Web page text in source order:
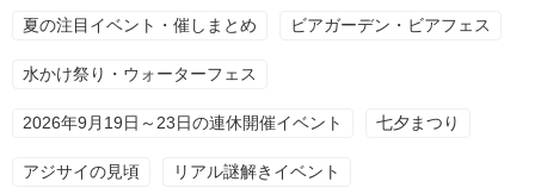
夏の注目イベント・催しまとめ ビアガーデン・ビアフェス
水かけ祭り・ウォーターフェス
2026年9月19日～23日の連休開催イベント 七夕まつり
アジサイの見頃 リアル謎解きイベント